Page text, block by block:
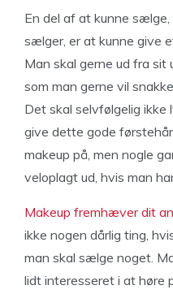
En del af at kunne
sælger, er at kunne give
Man skal gerne ud fra sit
som man gerne vil
Det skal selvfølgelig ikke
give dette gode
makeup på, men nogle
veloplagt ud, hvis man
Makeup fremhæver dit
ikke nogen dårlig ting,
man skal sælge noget.
lidt interesseret i at høre